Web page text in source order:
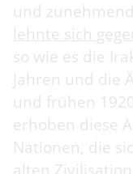
und
lehnte sich
so wie es die
Jahren und die
und frühen
erhoben diese
Nationen, die